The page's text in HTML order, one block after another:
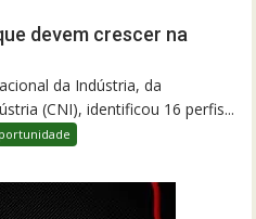
devem crescer na
da Indústria, da
(CNI), identificou 16 perfis...